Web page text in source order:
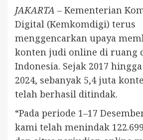
JAKARTA – Kementerian
Digital (Kemkomdigi) terus
menggencarkan upaya
konten judi online di ruang
Indonesia. Sejak 2017
2024, sebanyak 5,4 juta
telah berhasil ditindak.
“Pada periode 1–17
kami telah menindak